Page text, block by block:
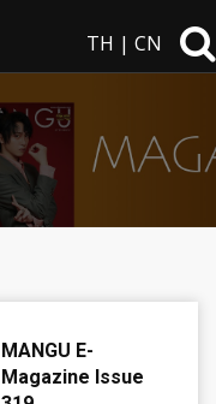
TH | CN
MANGU E-
Magazine Issue